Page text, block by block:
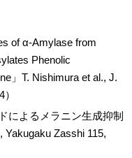
of α-Amylase from
Phenolic
」T. Nishimura et al., J.
によるメラニン生成抑制
Yakugaku Zasshi 115,